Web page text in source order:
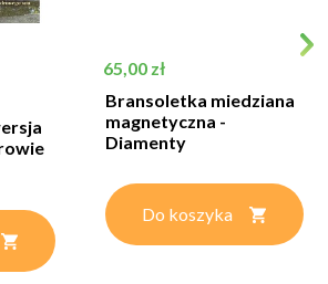
Cena
65,00 zł
Bransoletka miedziana
magnetyczna -
Diamenty
Do koszyka